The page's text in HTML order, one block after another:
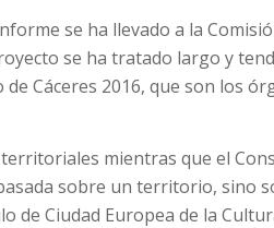
se ha llevado a la
se ha tratado largo y
Cáceres 2016, que son los
mientras que el
sobre un territorio, sino
Ciudad Europea de la